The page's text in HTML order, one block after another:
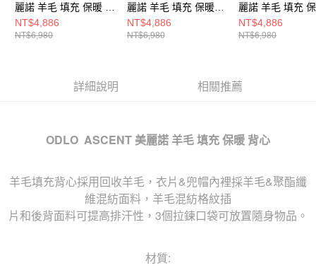
麗諾 羊毛 填充 保暖 背
心 黑
NT$4,886
NT$6,980
麗諾 羊毛 填充 保暖背
心 軟糖棕
NT$4,886
NT$6,980
麗諾 羊毛 填充
心 軟糖棕
NT$4,886
NT$6,980
詳細說明 相關推薦
ODLO ASCENT 美麗諾 羊毛 填充 保暖 背心
羊毛填充背心採用回收羊毛，衣片&兜帽內裡採羊毛&聚酯纖
維混紡面料，羊毛混紡格紋插
片和後背面料可提高排汗性，3個拉鍊口袋可放置隨身物品。
材質: